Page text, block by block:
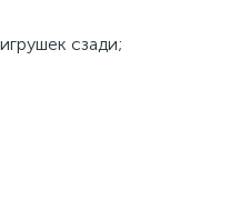
сзади;